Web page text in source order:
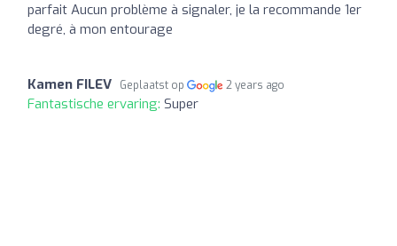
parfait Aucun problème à signaler, je la recommande 1er
degré, à mon entourage
Kamen FILEV Geplaatst op 2 years ago
Fantastische ervaring: Super